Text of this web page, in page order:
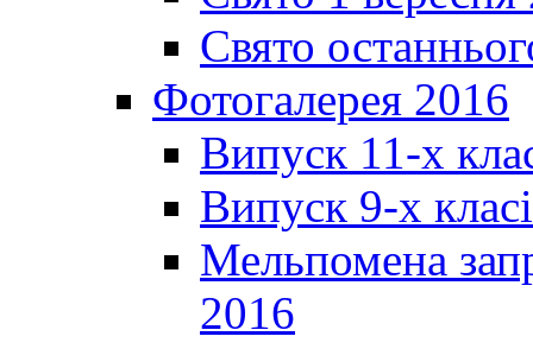
Свято
Фотогалерея 2016
Випуск 11-х
Випуск 9-х
Мельпомена
2016